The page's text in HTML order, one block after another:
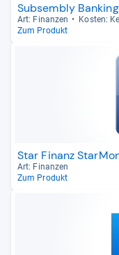
Subsembly
Art: Finan­zen
Kos­ten:
Zum Produkt
Star Finanz
Art: Finan­zen
Zum Produkt